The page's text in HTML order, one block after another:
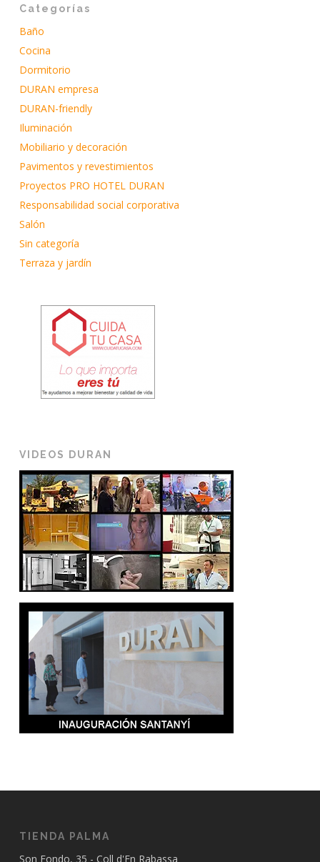
Categorías
Baño
Cocina
Dormitorio
DURAN empresa
DURAN-friendly
Iluminación
Mobiliario y decoración
Pavimentos y revestimientos
Proyectos PRO HOTEL DURAN
Responsabilidad social corporativa
Salón
Sin categoría
Terraza y jardín
VIDEOS DURAN
TIENDA PALMA
Son Fondo, 35 - Coll d'En Rabassa